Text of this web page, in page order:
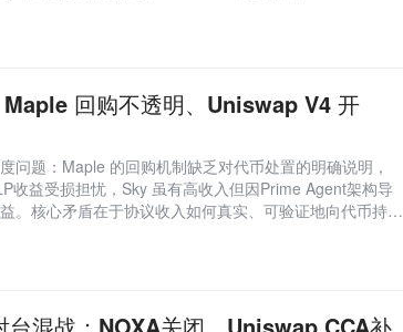
回购不透明、Uniswap V4 开
问题：Maple 的回购机制缺乏对代币处置的明确说明，
收益受损担忧，Sky 虽有高收入但因Prime Agent架构导
。核心矛盾在于协议收入如何真实、可验证地向代币持有